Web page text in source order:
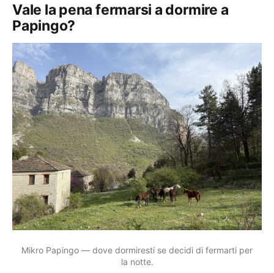
Vale la pena fermarsi a dormire a
Papingo?
Mikro Papingo — dove dormiresti se decidi di fermarti per
la notte.